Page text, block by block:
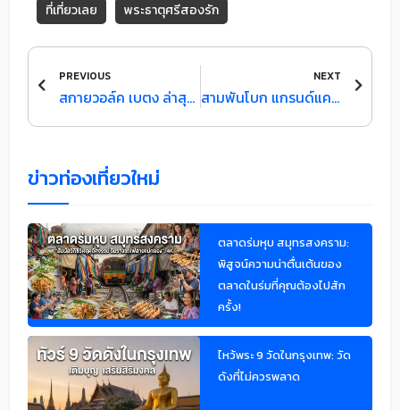
ที่เที่ยวเลย พระธาตุศรีสองรัก
PREVIOUS
สกายวอล์ค เบตง ล่าสุด ที่ท่องเที่ยวชมทะเลหมอก วิวสวย ที่ 1
NEXT
สามพันโบก แกรนด์แคนยอนแห่งแดนอีสาน ในประเทศไทย
Next
ข่าวท่องเที่ยวใหม่
ตลาดร่มหุบ สมุทรสงคราม:
พิสูจน์ความน่าตื่นเต้นของ
ตลาดในร่มที่คุณต้องไปสัก
ครั้ง!
ไหว้พระ 9 วัดในกรุงเทพ: วัด
ดังที่ไม่ควรพลาด